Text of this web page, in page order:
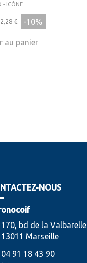
- ICÔNE
€ -10%
au panier
NOUS
170, bd de la Valbarelle
13011 Marseille
04 91 18 43 90